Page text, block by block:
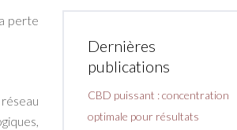
perte
Dernières
publications
CBD puissant : concentration
optimale pour résultats